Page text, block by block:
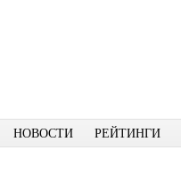
НОВОСТИ РЕЙТИНГИ